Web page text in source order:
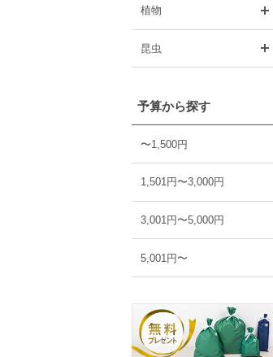
植物
昆虫
予算から探す
〜1,500円
1,501円〜3,000円
3,001円〜5,000円
5,001円〜